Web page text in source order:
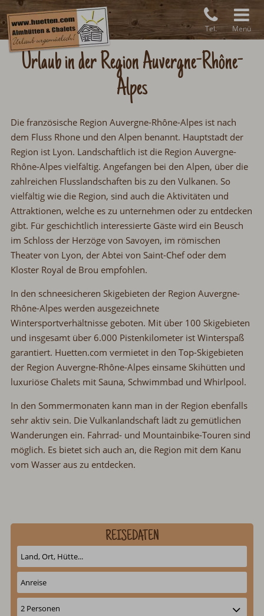
Tel. Menü
Urlaub in der Region Auvergne-Rhône-
Alpes
Die französische Region Auvergne-Rhône-Alpes ist nach
dem Fluss Rhone und den Alpen benannt. Hauptstadt der
Region ist Lyon. Landschaftlich ist die Region Auvergne-
Rhône-Alpes vielfältig. Angefangen bei den Alpen, über die
zahlreichen Flusslandschaften bis zu den Vulkanen. So
vielfältig wie die Region, sind auch die Aktivitäten und
Attraktionen, welche es zu unternehmen oder zu entdecken
gibt. Für geschichtlich interessierte Gäste wird ein Beusch
im Schloss der Herzöge von Savoyen, im römischen
Theater von Lyon, der Abtei von Saint-Chef oder dem
Kloster Royal de Brou empfohlen.
In den schneesicheren Skigebieten der Region Auvergne-
Rhône-Alpes werden ausgezeichnete
Wintersportverhältnisse geboten. Mit über 100 Skigebieten
und insgesamt über 6.000 Pistenkilometer ist Winterspaß
garantiert. Huetten.com vermietet in den Top-Skigebieten
der Region Auvergne-Rhône-Alpes einsame Skihütten und
luxuriöse Chalets mit Sauna, Schwimmbad und Whirlpool.
In den Sommermonaten kann man in der Region ebenfalls
sehr aktiv sein. Die Vulkanlandschaft lädt zu gemütlichen
Wanderungen ein. Fahrrad- und Mountainbike-Touren sind
möglich. Es bietet sich auch an, die Region mit dem Kanu
vom Wasser aus zu entdecken.
REISEDATEN